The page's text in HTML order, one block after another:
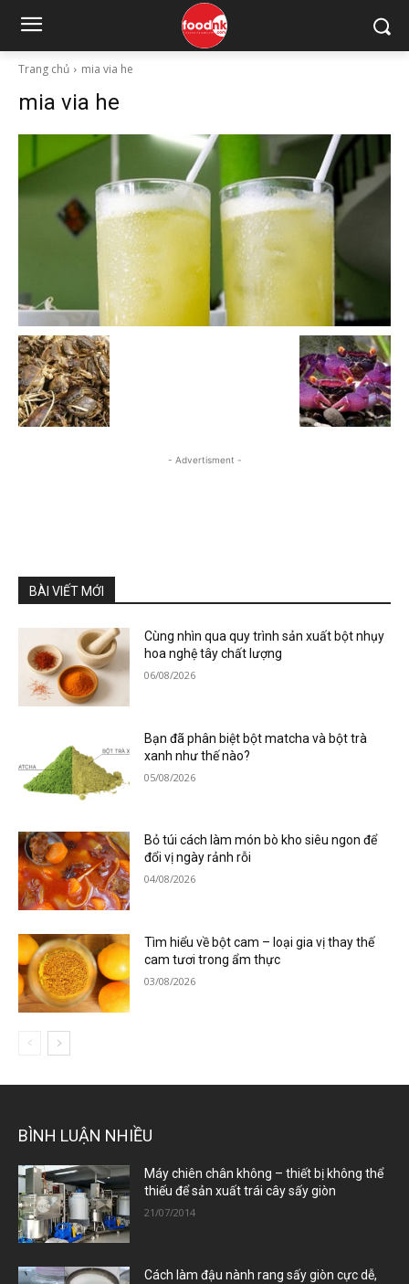
Trang chủ mia via he
mia via he
- Advertisment -
BÀI VIẾT MỚI
Cùng nhìn qua quy trình sản xuất bột nhụy
hoa nghệ tây chất lượng
06/08/2026
Bạn đã phân biệt bột matcha và bột trà
xanh như thế nào?
05/08/2026
Bỏ túi cách làm món bò kho siêu ngon để
đổi vị ngày rảnh rỗi
04/08/2026
Tìm hiểu về bột cam – loại gia vị thay thế
cam tươi trong ẩm thực
03/08/2026
BÌNH LUẬN NHIỀU
Máy chiên chân không – thiết bị không thể
thiếu để sản xuất trái cây sấy giòn
21/07/2014
Cách làm đậu nành rang sấy giòn cực dễ,